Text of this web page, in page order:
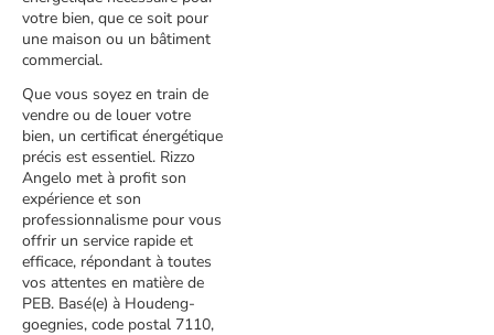
votre bien, que ce soit pour
une maison ou un bâtiment
commercial.
Que vous soyez en train de
vendre ou de louer votre
bien, un certificat énergétique
précis est essentiel. Rizzo
Angelo met à profit son
expérience et son
professionnalisme pour vous
offrir un service rapide et
efficace, répondant à toutes
vos attentes en matière de
PEB. Basé(e) à Houdeng-
goegnies, code postal 7110,